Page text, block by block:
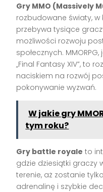
Gry MMO (Massively
rozbudowane światy,
przebywa tysiące
możliwości rozwoju
społecznych.
„Final Fantasy XIV”, to
naciskiem na rozwój
pokonywanie wyzwań.
W jakie gry
tym roku?
Gry battle royale to
gdzie dziesiątki graczy
terenie, aż zostanie
adrenalinę i szybkie